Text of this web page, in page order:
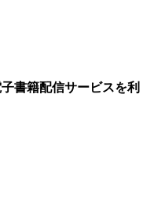
書籍配信サービスを利